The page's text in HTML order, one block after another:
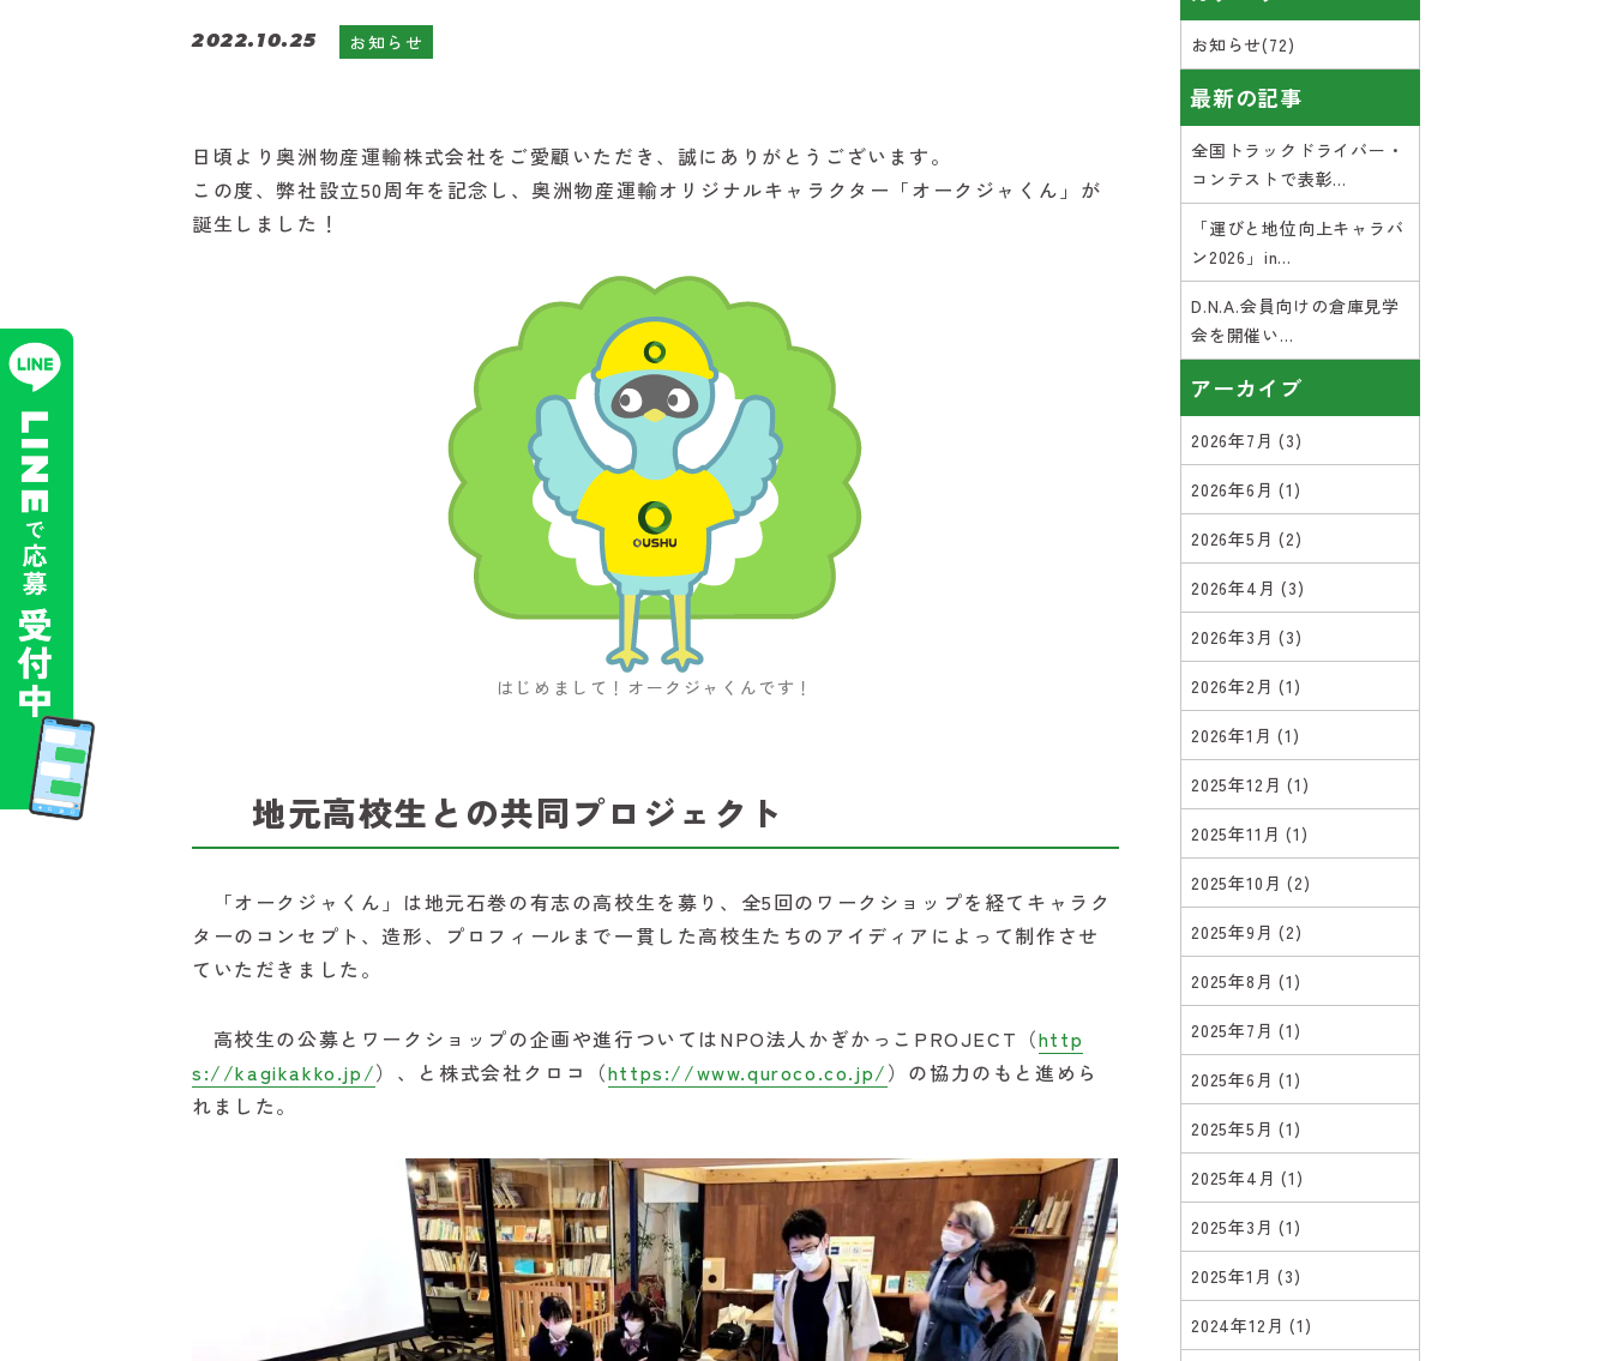
2022.10.25 お知らせ
日頃より奥洲物産運輸株式会社をご愛顧いただき、誠にありがとうございます。
この度、弊社設立50周年を記念し、奥洲物産運輸オリジナルキャラクター「オークジャくん」が
誕生しました！
はじめまして！オークジャくんです！
地元高校生との共同プロジェクト
「オークジャくん」は地元石巻の有志の高校生を募り、全5回のワークショップを経てキャラク
ターのコンセプト、造形、プロフィールまで一貫した高校生たちのアイディアによって制作させ
ていただきました。
高校生の公募とワークショップの企画や進行ついてはNPO法人かぎかっこPROJECT（http
s://kagikakko.jp/）、と株式会社クロコ（https://www.quroco.co.jp/）の協力のもと進めら
れました。
お知らせ(72)
最新の記事
全国トラックドライバー・
コンテストで表彰...
「運びと地位向上キャラバ
ン2026」in...
D.N.A.会員向けの倉庫見学
会を開催い...
アーカイブ
2026年7月(3)
2026年6月(1)
2026年5月(2)
2026年4月(3)
2026年3月(3)
2026年2月(1)
2026年1月(1)
2025年12月(1)
2025年11月(1)
2025年10月(2)
2025年9月(2)
2025年8月(1)
2025年7月(1)
2025年6月(1)
2025年5月(1)
2025年4月(1)
2025年3月(1)
2025年1月(3)
2024年12月(1)